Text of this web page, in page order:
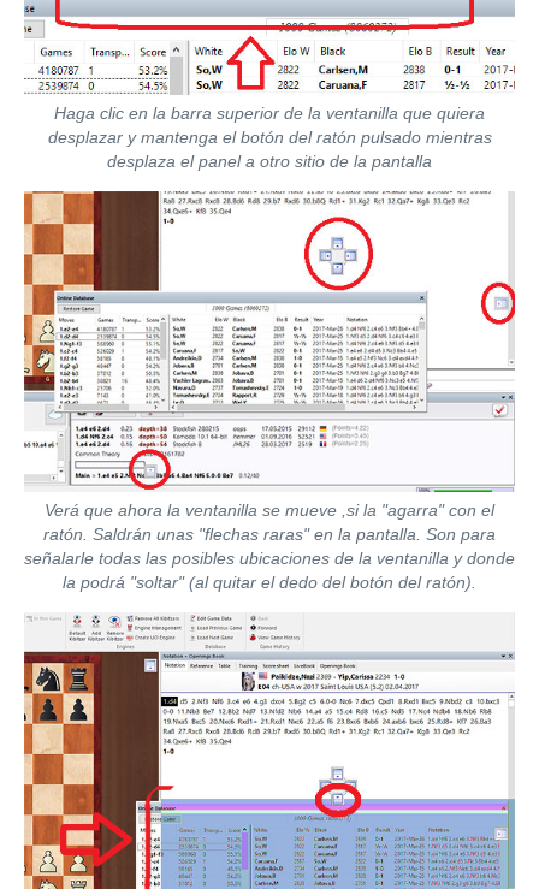
Haga clic en la barra superior de la ventanilla que quiera
desplazar y mantenga el botón del ratón pulsado mientras
desplaza el panel a otro sitio de la pantalla
Verá que ahora la ventanilla se mueve ,si la "agarra" con el
ratón. Saldrán unas "flechas raras" en la pantalla. Son para
señalarle todas las posibles ubicaciones de la ventanilla y donde
la podrá "soltar" (al quitar el dedo del botón del ratón).